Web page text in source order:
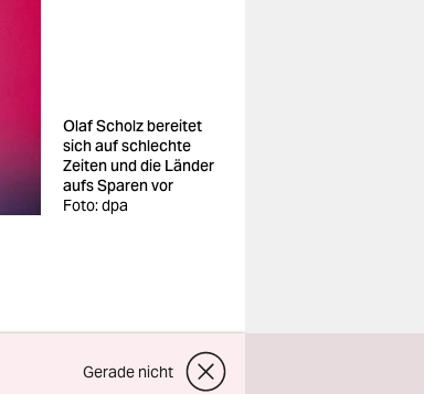
Olaf Scholz bereitet
sich auf schlechte
Zeiten und die Länder
aufs Sparen vor
Foto: dpa
Gerade nicht